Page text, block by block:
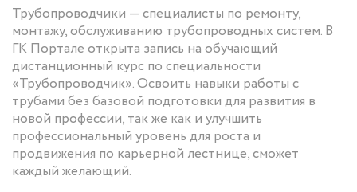
Трубопроводчики — специалисты по ремонту,
монтажу, обслуживанию трубопроводных систем. В
ГК Портале открыта запись на обучающий
дистанционный курс по специальности
«Трубопроводчик». Освоить навыки работы с
трубами без базовой подготовки для развития в
новой профессии, так же как и улучшить
профессиональный уровень для роста и
продвижения по карьерной лестнице, сможет
каждый желающий.